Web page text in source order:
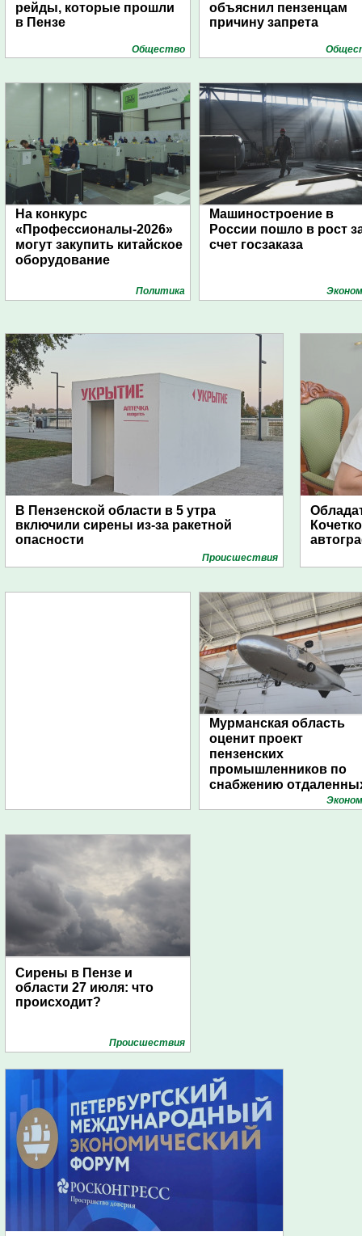
рейды, которые прошли
в Пензе
Общество
объяснил пензенцам
причину запрета
На конкурс
«Профессионалы-2026»
могут закупить китайское
оборудование
Политика
Машиностроение в
России пошло в рост
счет госзаказа
В Пензенской области в 5 утра
включили сирены из-за ракетной
опасности
Проиcшествия
Мурманская область
оценит проект
пензенских
промышленников по
снабжению
поселений с помощью
Сирены в Пензе и
области 27 июля: что
происходит?
Проиcшествия